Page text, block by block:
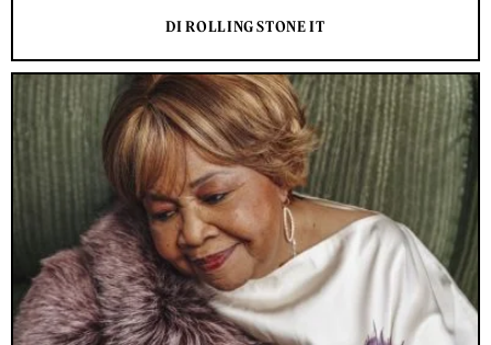
DI ROLLING STONE IT